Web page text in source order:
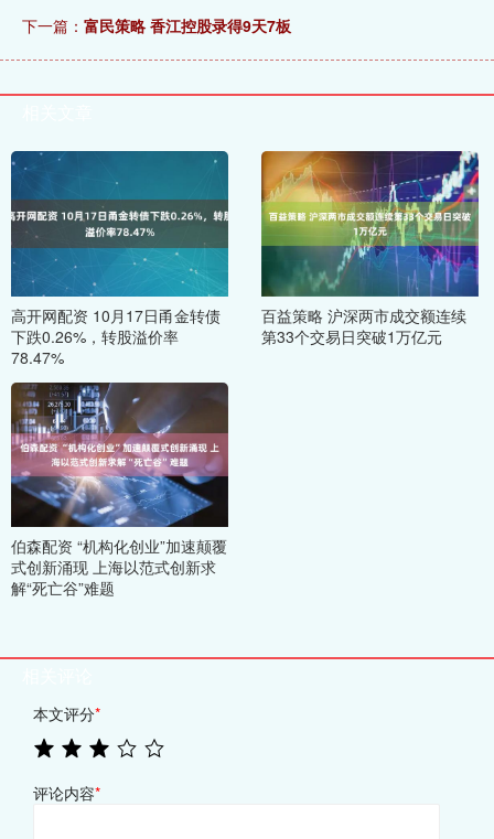
下一篇： 富民策略 香江控股录得9天7板
高开网配资 10月17日甬金转债
下跌0.26%，转股溢价率
78.47%
百益策略 沪深两市成交额连续
第33个交易日突破1万亿元
伯森配资 “机构化创业”加速颠覆
式创新涌现 上海以范式创新求
解“死亡谷”难题
本文评分*
评论内容*